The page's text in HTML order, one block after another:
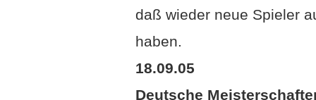
daß wieder neue Spieler
haben.
18.09.05